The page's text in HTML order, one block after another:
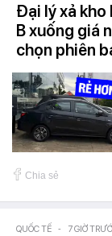
Đại lý xả
B xuống giá
chọn phiên
Chia sẻ
QUỐC TẾ - 7 GIỜ